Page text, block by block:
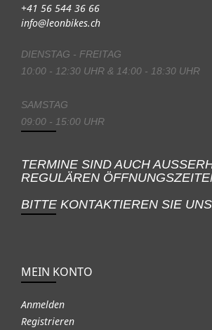
+41 56 544 36 66
info@leonbikes.ch
DIENSTAG - FREITAG
10:00 - 12:30 UHR & 14:00 - 18:30 UHR
SAMSTAG
09:00 - 15:00 UHR
TERMINE SIND AUCH
REGULÄREN
BITTE KONTAKTIEREN SIE UNS
MEIN KONTO
Anmelden
Registrieren